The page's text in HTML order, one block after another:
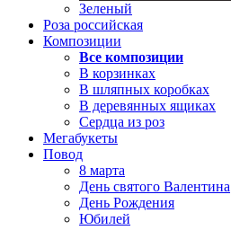
Зеленый
Роза российская
Композиции
Все композиции
В корзинках
В шляпных коробках
В деревянных ящиках
Сердца из роз
Мегабукеты
Повод
8 марта
День святого Валентина
День Рождения
Юбилей